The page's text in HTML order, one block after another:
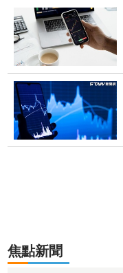
焦點新聞